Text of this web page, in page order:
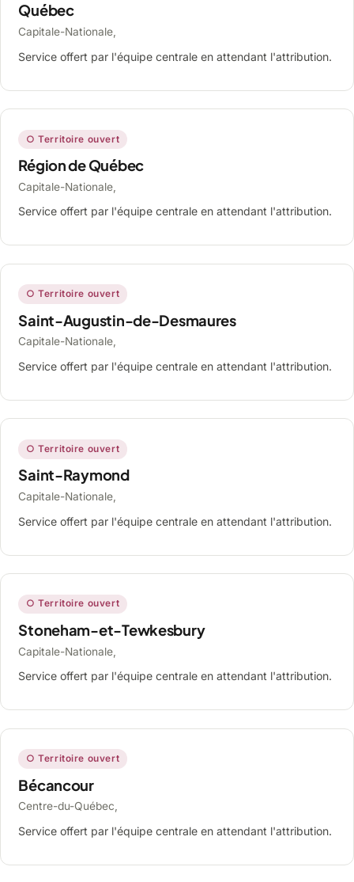
Québec
Capitale-Nationale,
Service offert par l'équipe centrale en attendant l'attribution.
○ Territoire ouvert
Région de Québec
Capitale-Nationale,
Service offert par l'équipe centrale en attendant l'attribution.
○ Territoire ouvert
Saint-Augustin-de-Desmaures
Capitale-Nationale,
Service offert par l'équipe centrale en attendant l'attribution.
○ Territoire ouvert
Saint-Raymond
Capitale-Nationale,
Service offert par l'équipe centrale en attendant l'attribution.
○ Territoire ouvert
Stoneham-et-Tewkesbury
Capitale-Nationale,
Service offert par l'équipe centrale en attendant l'attribution.
○ Territoire ouvert
Bécancour
Centre-du-Québec,
Service offert par l'équipe centrale en attendant l'attribution.